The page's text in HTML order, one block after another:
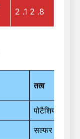
2 .1 2 .8
तत्व
पोटैशियम
सल्फर